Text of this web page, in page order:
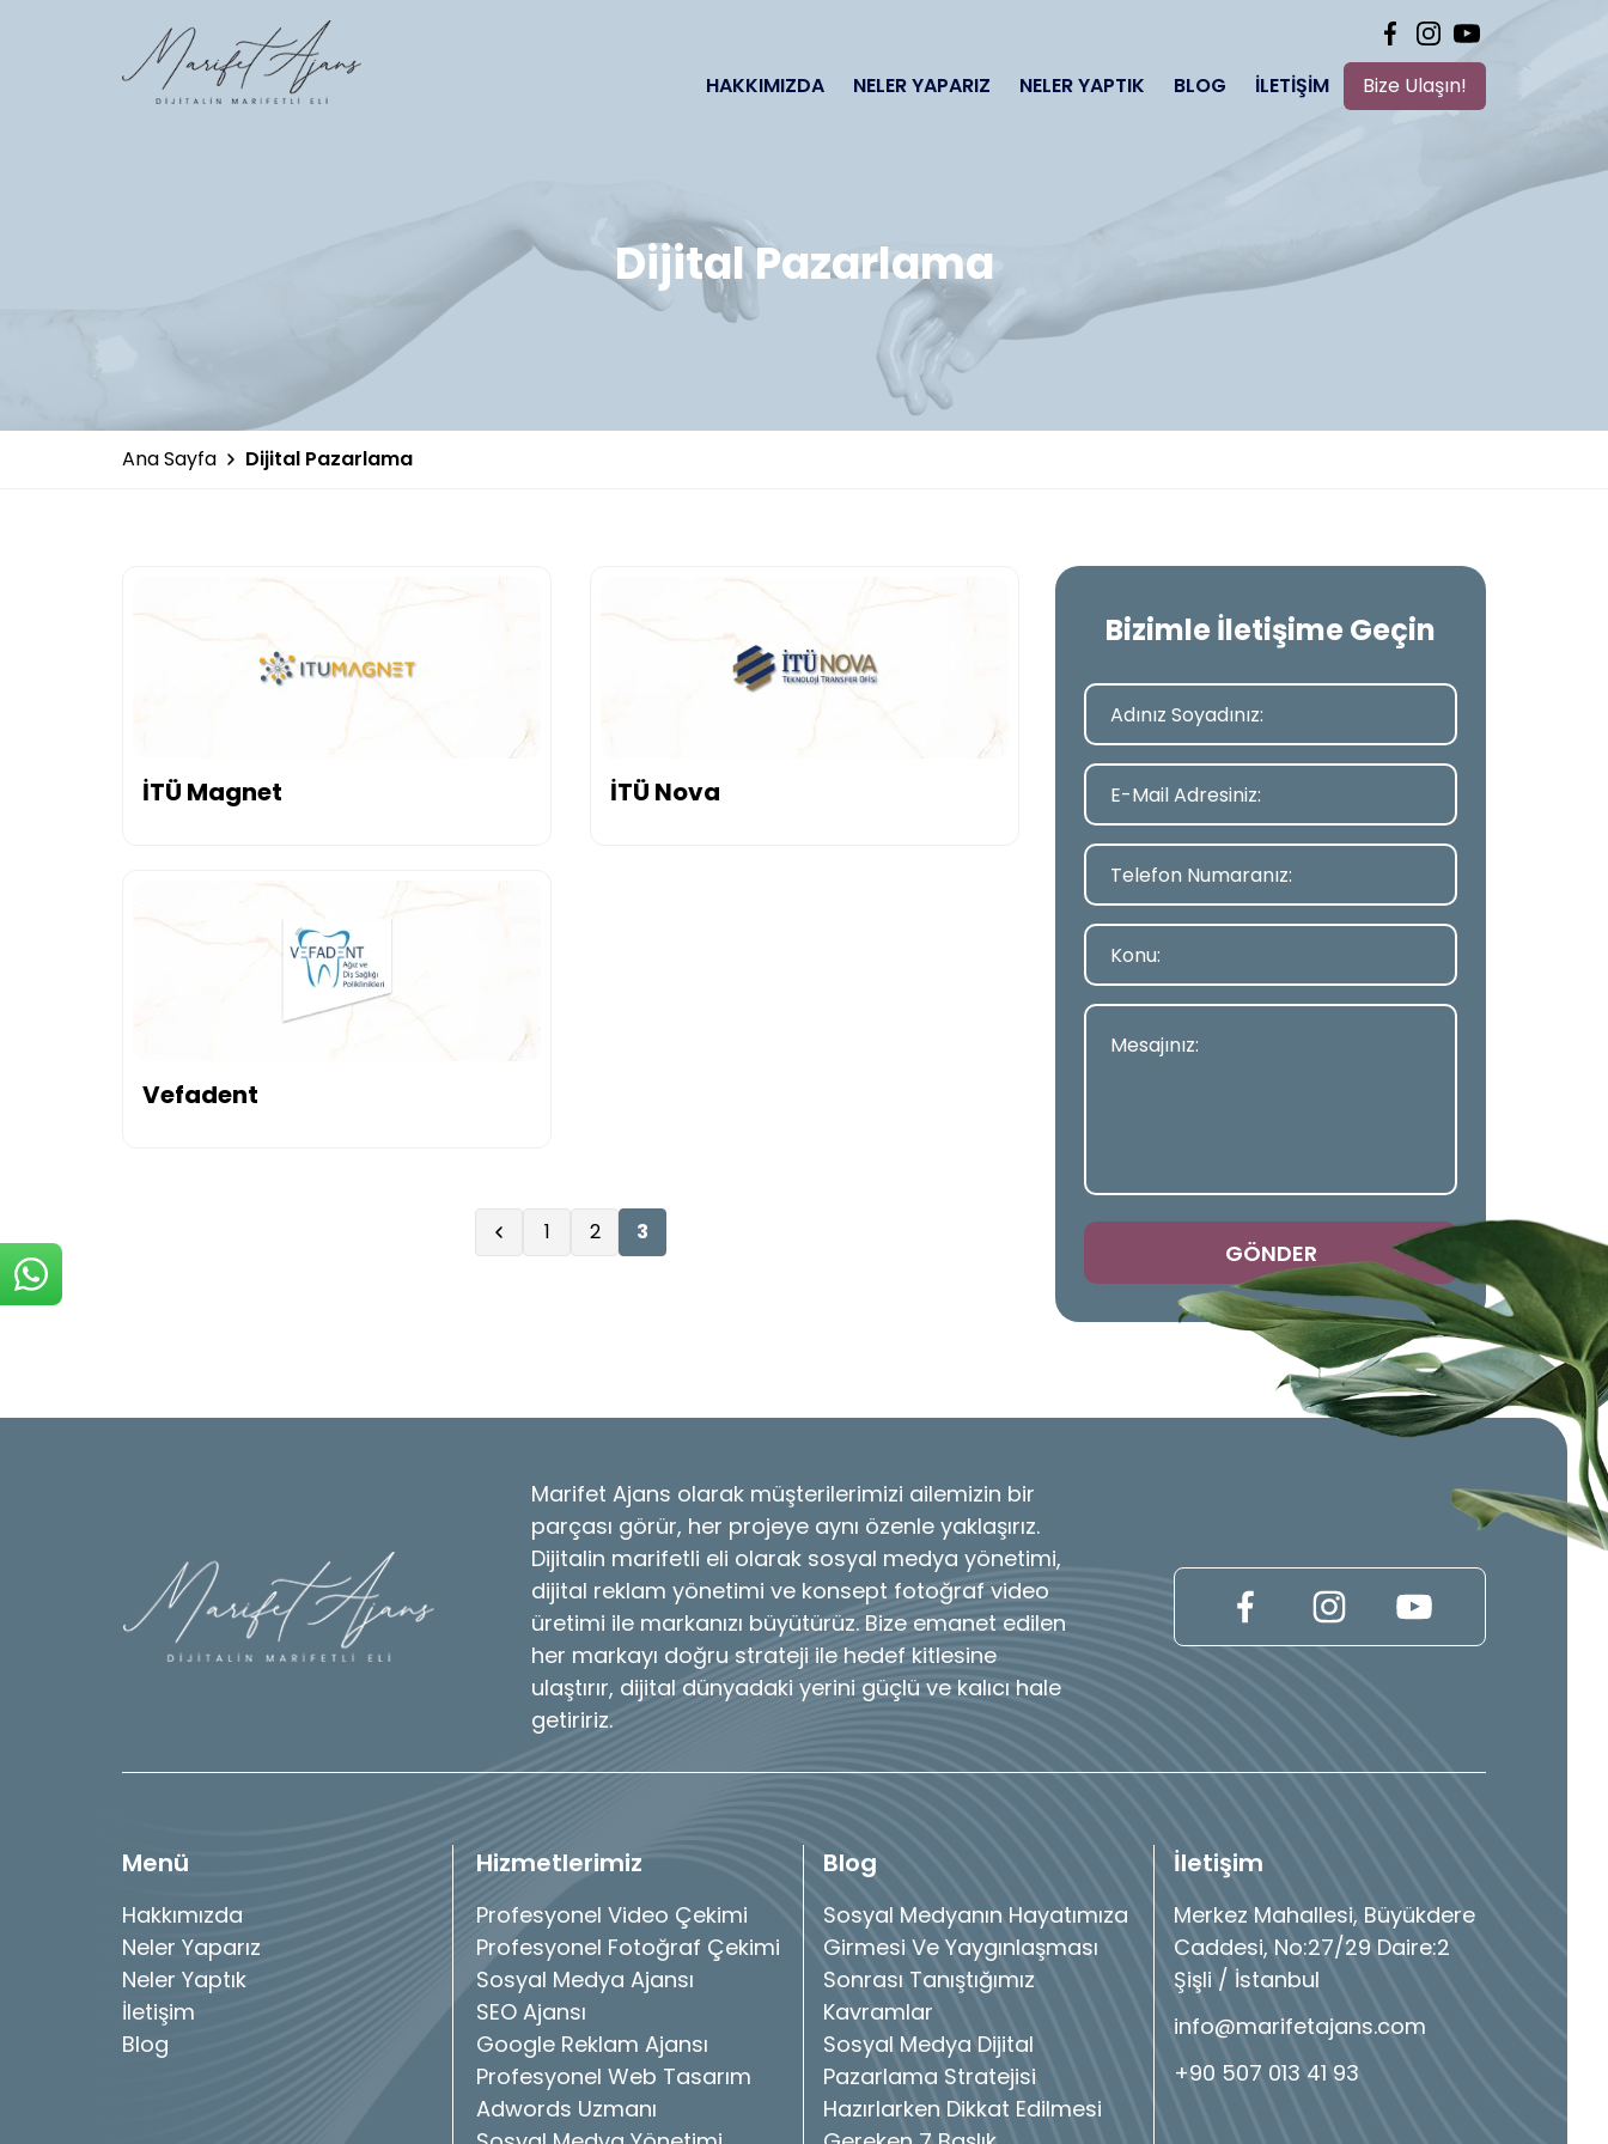
HAKKIMIZDA NELER YAPARIZ NELER YAPTIK BLOG İLETIŞIM Bize Ulaşın!
Dijital Pazarlama
Ana Sayfa Dijital Pazarlama
İTÜ Magnet İTÜ Nova
Vefadent
1 2 3
Bizimle İletişime Geçin
GÖNDER
Marifet Ajans olarak müşterilerimizi ailemizin bir
parçası görür, her projeye aynı özenle yaklaşırız.
Dijitalin marifetli eli olarak sosyal medya yönetimi,
dijital reklam yönetimi ve konsept fotoğraf video
üretimi ile markanızı büyütürüz. Bize emanet edilen
her markayı doğru strateji ile hedef kitlesine
ulaştırır, dijital dünyadaki yerini güçlü ve kalıcı hale
getiririz.
Menü
Hakkımızda
Neler Yaparız
Neler Yaptık
İletişim
Blog
Hizmetlerimiz
Profesyonel Video Çekimi
Profesyonel Fotoğraf Çekimi
Sosyal Medya Ajansı
SEO Ajansı
Google Reklam Ajansı
Profesyonel Web Tasarım
Adwords Uzmanı
Blog
Sosyal Medyanın Hayatımıza
Girmesi Ve Yaygınlaşması
Sonrası Tanıştığımız
Kavramlar
Sosyal Medya Dijital
Pazarlama Stratejisi
Hazırlarken Dikkat Edilmesi
İletişim
Merkez Mahallesi, Büyükdere
Caddesi, No:27/29 Daire:2
Şişli / İstanbul
info@marifetajans.com
+90 507 013 41 93